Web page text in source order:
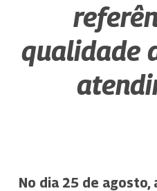
qualidade
No dia 25 de agosto,